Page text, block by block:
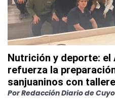
Nutrición y deporte: el
refuerza la
sanjuaninos con
PorRedacción Diario de Cuyo